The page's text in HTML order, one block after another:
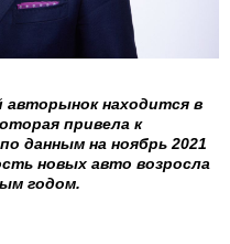
авторынок находится в
привела к
данным на ноябрь 2021
новых авто возросла
годом.